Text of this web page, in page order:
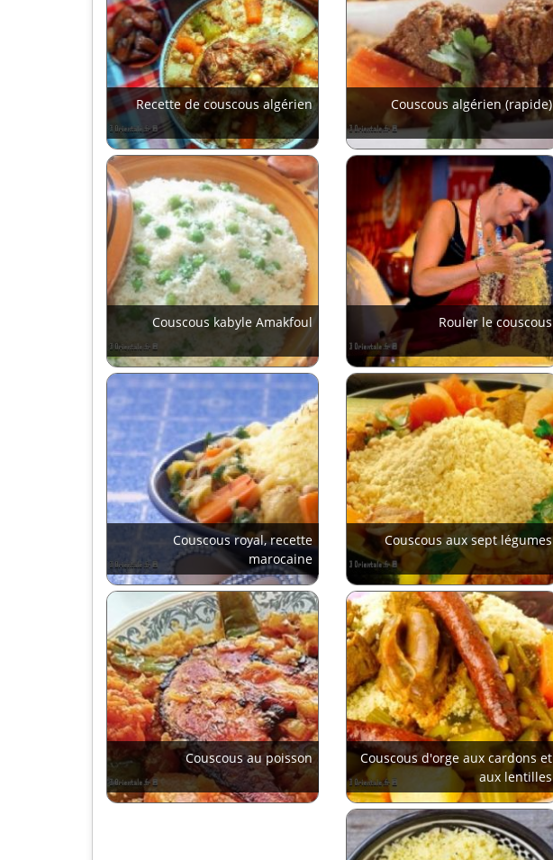
Recette de couscous algérien Couscous algérien (rapide)
Couscous kabyle Amakfoul Rouler le couscous
Couscous royal, recette
marocaine
Couscous aux sept légumes
Couscous au poisson
Couscous d'orge aux cardons et
aux lentilles